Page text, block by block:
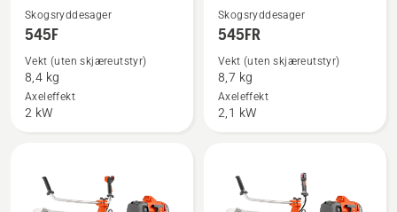
Se
flere
detaljer
om
545F
Skogsryddesager
545F
Vekt (uten skjæreutstyr)
8,4 kg
Axeleffekt
2 kW
Se
flere
detaljer
om
545FR
Skogsryddesager
545FR
Vekt (uten skjæreutstyr)
8,7 kg
Axeleffekt
2,1 kW